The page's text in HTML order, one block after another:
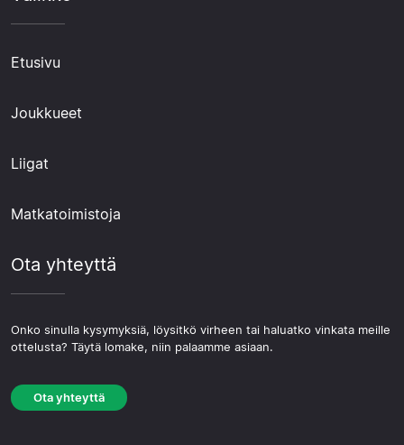
Etusivu
Joukkueet
Liigat
Matkatoimistoja
Ota yhteyttä
Onko sinulla kysymyksiä, löysitkö virheen tai haluatko vinkata meille
ottelusta? Täytä lomake, niin palaamme asiaan.
Ota yhteyttä